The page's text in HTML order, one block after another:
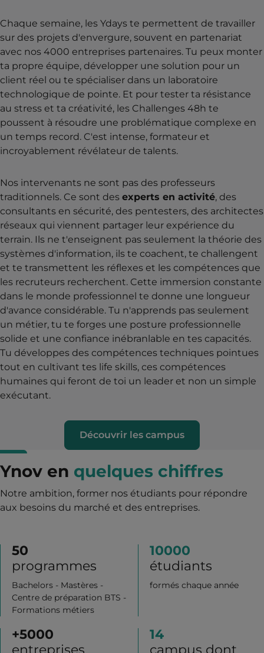
Chaque semaine, les Ydays te permettent de travailler
sur des projets d'envergure, souvent en partenariat
avec nos 4000 entreprises partenaires. Tu peux monter
ta propre équipe, développer une solution pour un
client réel ou te spécialiser dans un laboratoire
technologique de pointe. Et pour tester ta résistance
au stress et ta créativité, les Challenges 48h te
poussent à résoudre une problématique complexe en
un temps record. C'est intense, formateur et
incroyablement révélateur de talents.
Nos intervenants ne sont pas des professeurs
traditionnels. Ce sont des experts en activité, des
consultants en sécurité, des pentesters, des architectes
réseaux qui viennent partager leur expérience du
terrain. Ils ne t'enseignent pas seulement la théorie des
systèmes d'information, ils te coachent, te challengent
et te transmettent les réflexes et les compétences que
les recruteurs recherchent. Cette immersion constante
dans le monde professionnel te donne une longueur
d'avance considérable. Tu n'apprends pas seulement
un métier, tu te forges une posture professionnelle
solide et une confiance inébranlable en tes capacités.
Tu développes des compétences techniques pointues
tout en cultivant tes life skills, ces compétences
humaines qui feront de toi un leader et non un simple
exécutant.
Découvrir les campus
Ynov en quelques chiffres
Notre ambition, former nos étudiants pour répondre
aux besoins du marché et des entreprises.
50
programmes
Bachelors - Mastères -
Centre de préparation BTS -
Formations métiers
10000
étudiants
formés chaque année
+5000
14